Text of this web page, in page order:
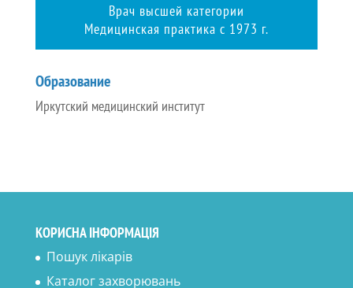
Врач высшей категории
Медицинская практика с 1973 г.
Образование
Иркутский медицинский институт
КОРИСНА ІНФОРМАЦІЯ
Пошук лікарів
Каталог захворювань